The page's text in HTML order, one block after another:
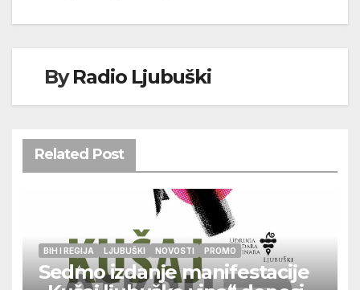
ByRadio Ljubuški
Related Post
BIH I REGIJA LJUBUŠKI NOVOSTI PROMO
Sedmo izdanje manifestacije